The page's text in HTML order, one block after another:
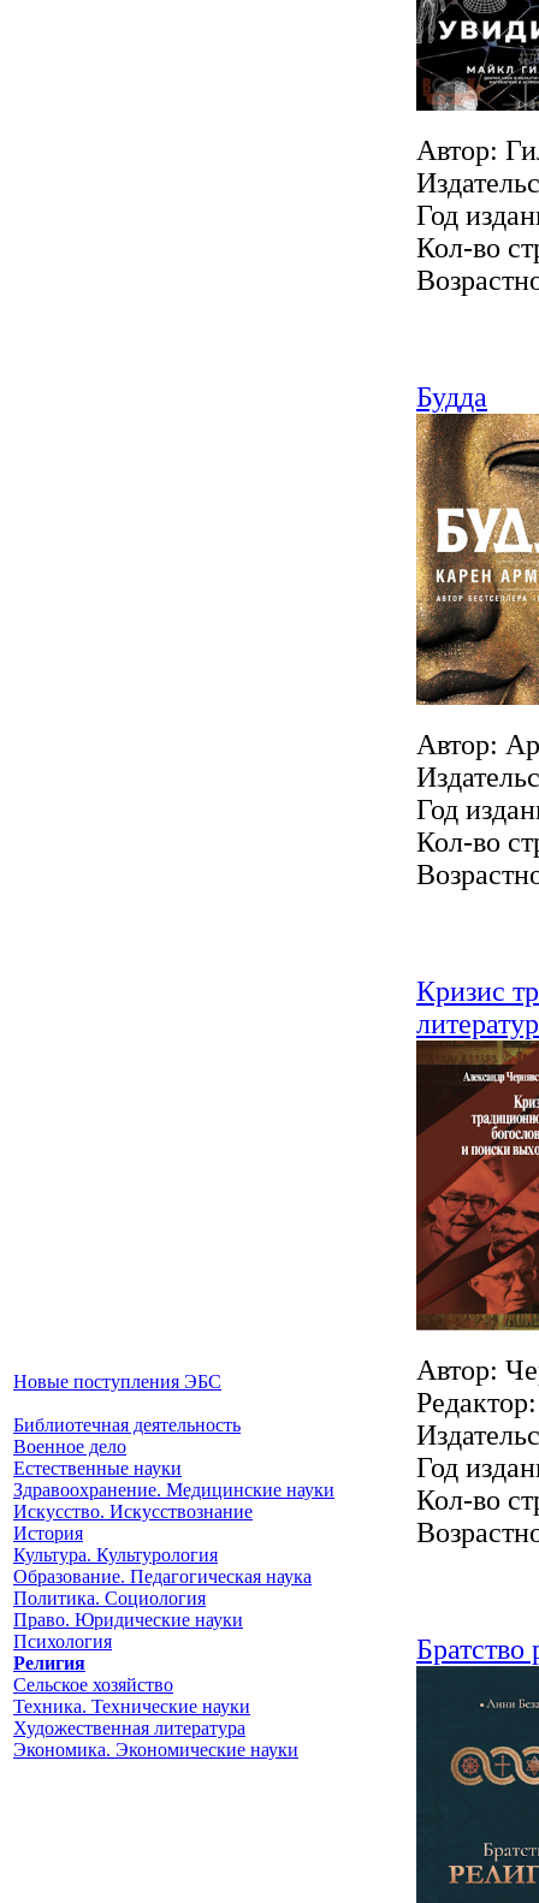
Новые поступления ЭБС
Библиотечная деятельность
Военное дело
Естественные науки
Здравоохранение. Медицинские науки
Искусство. Искусствознание
История
Культура. Культурология
Образование. Педагогическая наука
Политика. Социология
Право. Юридические науки
Психология
Религия
Сельское хозяйство
Техника. Технические науки
Художественная литература
Экономика. Экономические науки
Автор:
Год
Кол-во
Будда
Автор:
Год
Кол-во
Кризис
Автор:
Год
Кол-во
Братство